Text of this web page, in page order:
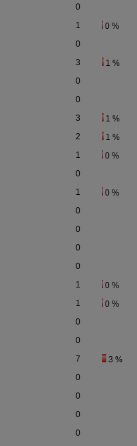
0
1 0 %
0
3 1 %
0
0
3 1 %
2 1 %
1 0 %
0
1 0 %
0
0
0
0
1 0 %
1 0 %
0
0
7 3 %
0
0
0
0